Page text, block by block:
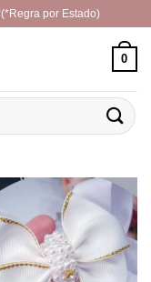
por Estado)
0